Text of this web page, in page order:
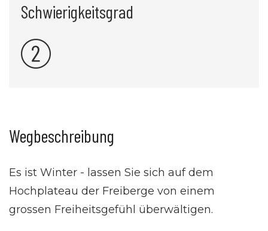
Schwierigkeitsgrad
Wegbeschreibung
Es ist Winter - lassen Sie sich auf dem
Hochplateau der Freiberge von einem
grossen Freiheitsgefühl überwältigen.